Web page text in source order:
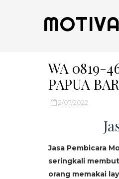
WA 0819-
PAPUA
2/07/2022
Jasa Pembicara
seringkali
orang memakai